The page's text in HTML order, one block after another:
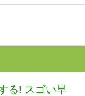
る! スゴい早